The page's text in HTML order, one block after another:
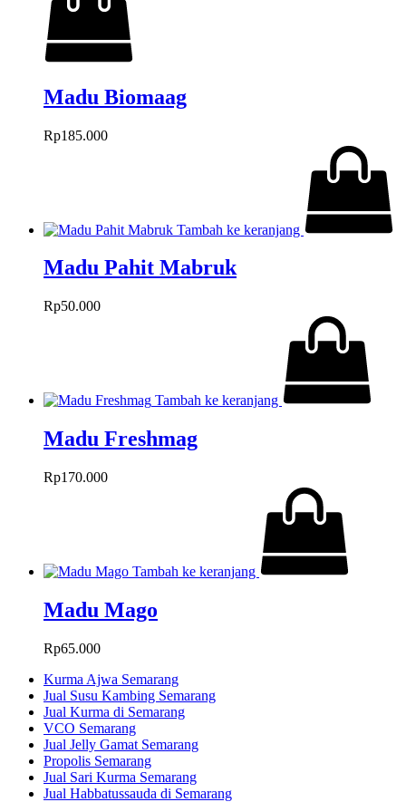
Madu Biomaag
Rp185.000
Tambah ke keranjang
Madu Pahit Mabruk
Rp50.000
Tambah ke keranjang
Madu Freshmag
Rp170.000
Tambah ke keranjang
Madu Mago
Rp65.000
Kurma Ajwa Semarang
Jual Susu Kambing Semarang
Jual Kurma di Semarang
VCO Semarang
Jual Jelly Gamat Semarang
Propolis Semarang
Jual Sari Kurma Semarang
Jual Habbatussauda di Semarang